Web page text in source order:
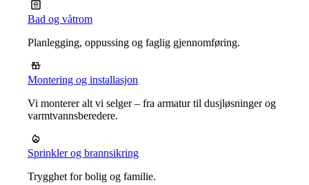
Bad og våtrom
Planlegging, oppussing og faglig gjennomføring.
Montering og installasjon
Vi monterer alt vi selger – fra armatur til dusjløsninger og
varmtvannsberedere.
Sprinkler og brannsikring
Trygghet for bolig og familie.